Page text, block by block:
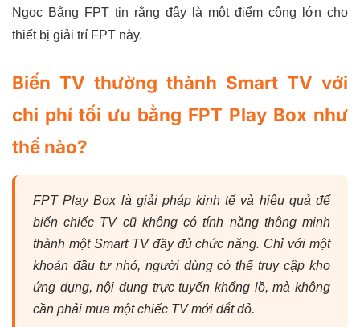
Ngọc Bằng FPT tin rằng đây là một điểm cộng lớn cho
thiết bị giải trí FPT này.
Biến TV thường thành Smart TV với
chi phí tối ưu bằng FPT Play Box như
thế nào?
FPT Play Box là giải pháp kinh tế và hiệu quả để
biến chiếc TV cũ không có tính năng thông minh
thành một Smart TV đầy đủ chức năng. Chỉ với một
khoản đầu tư nhỏ, người dùng có thể truy cập kho
ứng dụng, nội dung trực tuyến khổng lồ, mà không
cần phải mua một chiếc TV mới đắt đỏ.